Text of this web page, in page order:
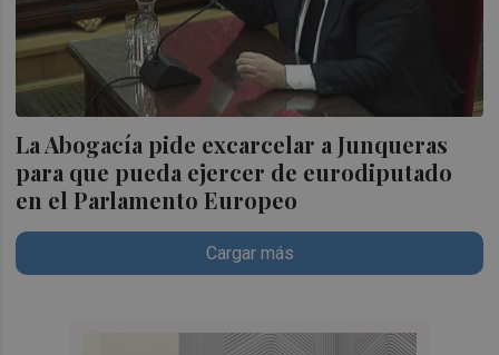
La Abogacía pide excarcelar a Junqueras
para que pueda ejercer de eurodiputado
en el Parlamento Europeo
Cargar más